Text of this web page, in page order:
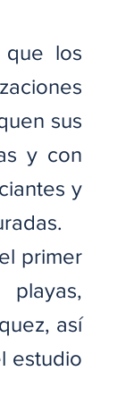
los
sus
y con
y
primer
así
estudio